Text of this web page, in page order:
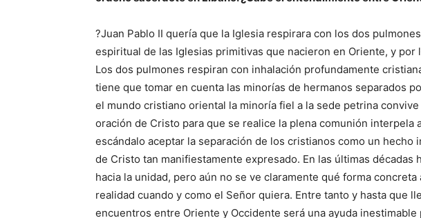
?Juan Pablo II quería que la Iglesia respirara con los dos
espiritual de las Iglesias primitivas que nacieron en Oriente, y por
Los dos pulmones respiran con inhalación profundamente
tiene que tomar en cuenta las minorías de hermanos separados
el mundo cristiano oriental la minoría fiel a la sede petrina
oración de Cristo para que se realice la plena comunión interpela
escándalo aceptar la separación de los cristianos como un hecho
de Cristo tan manifiestamente expresado. En las últimas décadas
hacia la unidad, pero aún no se ve claramente qué forma
realidad cuando y como el Señor quiera. Entre tanto y hasta que
encuentros entre Oriente y Occidente será una ayuda inestimable